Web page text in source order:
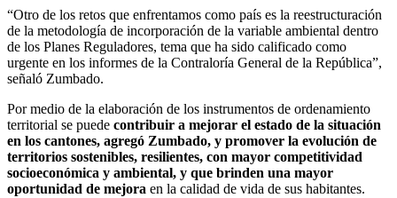
“Otro de los retos que enfrentamos como país es la reestructuración
de la metodología de incorporación de la variable ambiental dentro
de los Planes Reguladores, tema que ha sido calificado como
urgente en los informes de la Contraloría General de la República”,
señaló Zumbado.
Por medio de la elaboración de los instrumentos de ordenamiento
territorial se puede contribuir a mejorar el estado de la situación
en los cantones, agregó Zumbado, y promover la evolución de
territorios sostenibles, resilientes, con mayor competitividad
socioeconómica y ambiental, y que brinden una mayor
oportunidad de mejora en la calidad de vida de sus habitantes.